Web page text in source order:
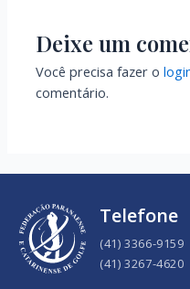
Deixe um
Você precisa fazer o
comentário.
Telefone
(41) 3366-9159
(41) 3267-4620